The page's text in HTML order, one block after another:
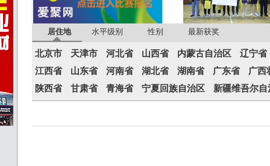
居住地 水平级别 性别 最新获奖
北京市 天津市 河北省 山西省 内蒙古自治区
辽宁省
江西省
山东省 河南省 湖北省 湖南省 广东省
广西
陕西省
甘肃省 青海省 宁夏回族自治区 新疆维吾尔自